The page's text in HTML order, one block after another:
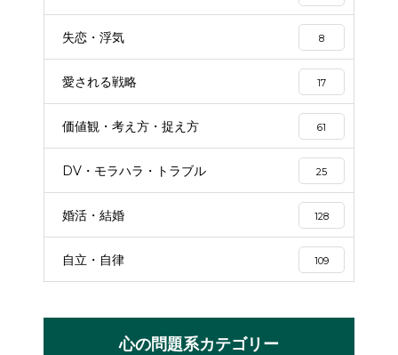
失恋・浮気 8
愛される戦略 17
価値観・考え方・捉え方 61
DV・モラハラ・トラブル 25
婚活・結婚 128
自立・自律 109
心の問題系カテゴリー